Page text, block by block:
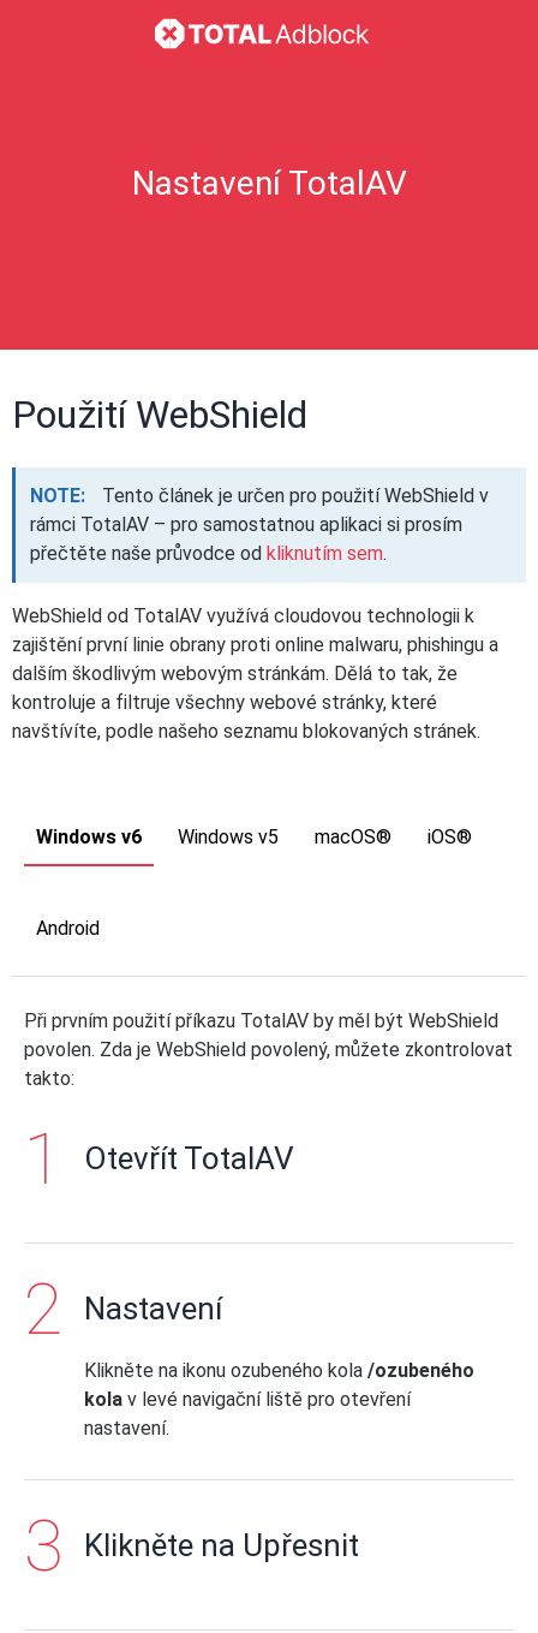
Nastavení TotalAV
Použití WebShield
NOTE:
Tento článek je určen pro použití WebShield v
rámci TotalAV – pro samostatnou aplikaci si prosím
přečtěte naše průvodce od kliknutím sem.
WebShield od TotalAV využívá cloudovou technologii k
zajištění první linie obrany proti online malwaru, phishingu a
dalším škodlivým webovým stránkám. Dělá to tak, že
kontroluje a filtruje všechny webové stránky, které
navštívíte, podle našeho seznamu blokovaných stránek.
Windows v6 Windows v5 macOS® iOS®
Android
Při prvním použití příkazu TotalAV by měl být WebShield
povolen. Zda je WebShield povolený, můžete zkontrolovat
takto:
Otevřít TotalAV
Nastavení
Klikněte na ikonu ozubeného kola /ozubeného
kola v levé navigační liště pro otevření
nastavení.
Klikněte na Upřesnit